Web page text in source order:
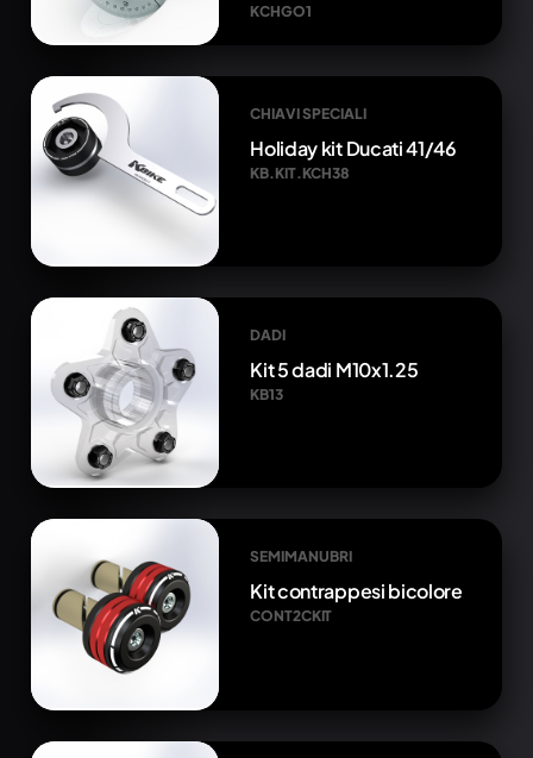
KCHGO1
CHIAVI SPECIALI
Holiday kit Ducati 41/46
KB.KIT.KCH38
DADI
Kit 5 dadi M10x1.25
KB13
SEMIMANUBRI
Kit contrappesi bicolore
CONT2CKIT